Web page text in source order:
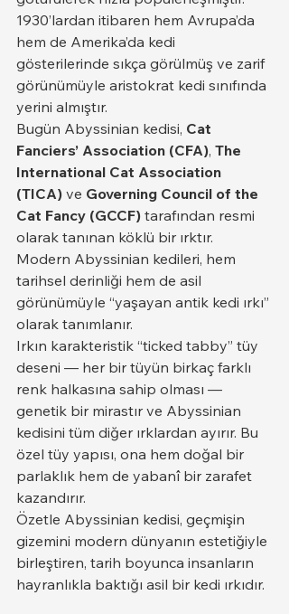
1930’lardan itibaren hem Avrupa’da
hem de Amerika’da kedi
gösterilerinde sıkça görülmüş ve zarif
görünümüyle aristokrat kedi sınıfında
yerini almıştır.
Bugün Abyssinian kedisi, Cat
Fanciers’ Association (CFA), The
International Cat Association
(TICA) ve Governing Council of the
Cat Fancy (GCCF) tarafından resmi
olarak tanınan köklü bir ırktır.
Modern Abyssinian kedileri, hem
tarihsel derinliği hem de asil
görünümüyle “yaşayan antik kedi ırkı”
olarak tanımlanır.
Irkın karakteristik “ticked tabby” tüy
deseni — her bir tüyün birkaç farklı
renk halkasına sahip olması —
genetik bir mirastır ve Abyssinian
kedisini tüm diğer ırklardan ayırır. Bu
özel tüy yapısı, ona hem doğal bir
parlaklık hem de yabanî bir zarafet
kazandırır.
Özetle Abyssinian kedisi, geçmişin
gizemini modern dünyanın estetiğiyle
birleştiren, tarih boyunca insanların
hayranlıkla baktığı asil bir kedi ırkıdır.